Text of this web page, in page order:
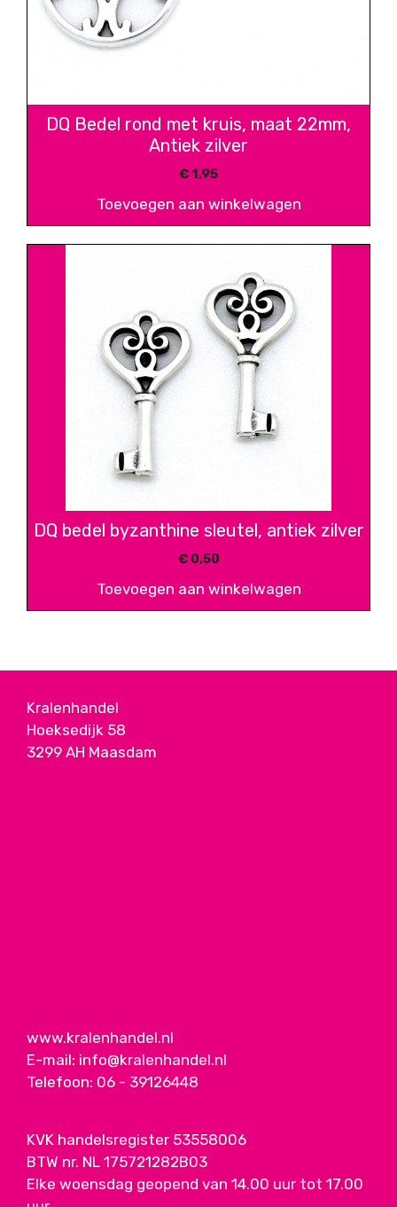
DQ Bedel rond met kruis, maat 22mm,
Antiek zilver
€1,95
Toevoegen aan winkelwagen
DQ bedel byzanthine sleutel, antiek zilver
€0,50
Toevoegen aan winkelwagen
Kralenhandel
Hoeksedijk 58
3299 AH Maasdam
www.kralenhandel.nl
E-mail: info@kralenhandel.nl
Telefoon: 06 - 39126448
KVK handelsregister 53558006
BTW nr. NL 175721282B03
Elke woensdag geopend van 14.00 uur tot 17.00